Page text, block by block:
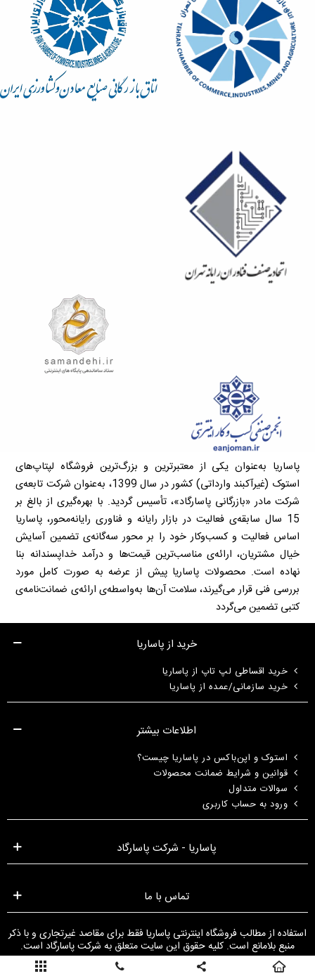
پاساریا به‌عنوان یکی از معتبرترین و بزرگ‌ترین فروشگاه لپتاپ‌های
استوک (غیرآکبند وارداتی) کشور در سال 1399، به‌عنوان شرکت تابعه‌ی
شرکت مادر «بازرگانی پاسارگاد»، تأسیس گردید. با بهره‌گیری از بالغ بر
15 سال سابقه‌ی فعالیت در بازار رایانه و فناوری رایانه‌محور، پاساریا
اساس فعالیت و کسب‌وکار خود را بر محور سه‌گانه‌ی تضمین آسایش
خیال مشتریان، ارائه‌ی مناسب‌ترین قیمت‌ها و درآمد خداپسندانه بنا
نهاده است. محصولات پاساریا پیش از عرضه به صورت کامل مورد
بررسی فنی قرار می‌گیرند، سلامت آن‌ها به‌واسطه‌ی ارائه‌ی ضمانت‌نامه‌ی
کتبی تضمین می‌گردد
خرید از پاساریا
خرید اقساطی لپ تاپ از پاساریا
خرید سازمانی/عمده از پاساریا
اطلاعات بیشتر
استوک و اپن‌باکس در پاساریا چیست؟
قوانین و شرایط ضمانت محصولات
سوالات متداول
ورود به حساب کاربری
پاساریا - شرکت پاسارگاد
تماس با ما
استفاده از مطالب فروشگاه اینترنتی پاساریا فقط برای مقاصد غیرتجاری و با ذکر
منبع بلامانع است. کلیه حقوق این سایت متعلق به شرکت پاسارگاد است.